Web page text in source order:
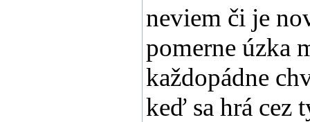
neviem či je
pomerne úzka
každopádne
keď sa hrá cez